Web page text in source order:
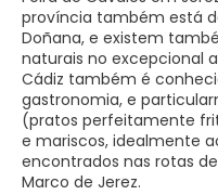
província também está
Doñana, e existem
naturais no excepcional
Cádiz também é
gastronomia, e
(pratos perfeitamente
e mariscos, idealmente
encontrados nas rotas
Marco de Jerez.